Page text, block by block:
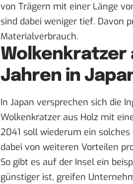
von Trägern mit einer Länge
sind dabei weniger tief. Davon
Materialverbrauch.
Wolkenkratzer
Jahren in
In Japan versprechen sich die
Wolkenkratzer aus Holz mit
2041 soll wiederum ein
dabei von weiteren Vorteilen
So gibt es auf der Insel ein
günstiger ist, greifen